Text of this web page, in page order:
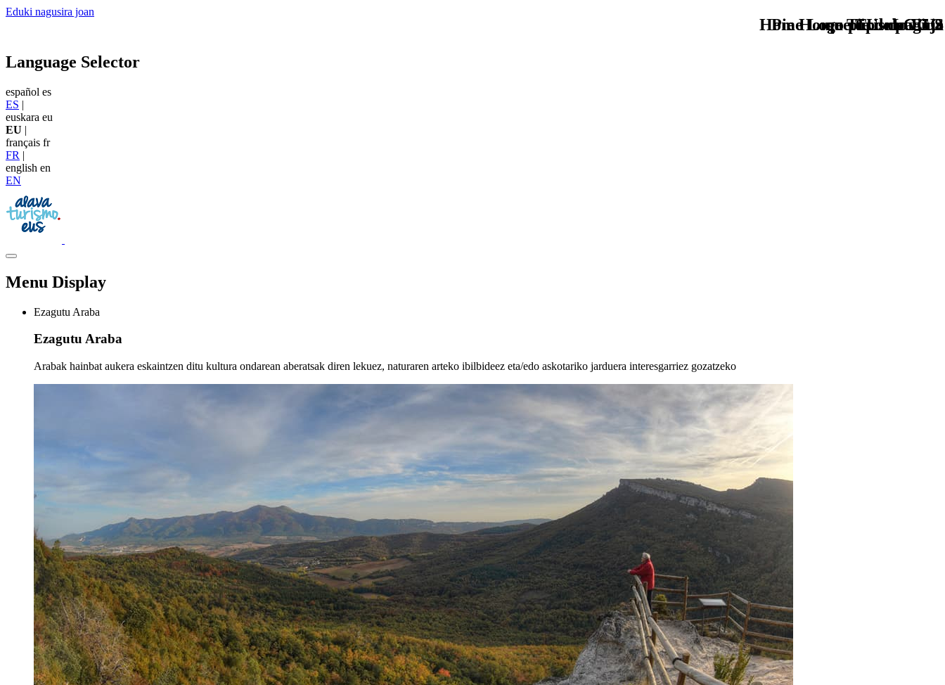
Eduki nagusira joan
TU - LOGO
Language Selector
español es
ES |
euskara eu
EU |
français fr
FR |
english en
EN
Menu Display
Ezagutu Araba
Ezagutu Araba
Arabak hainbat aukera eskaintzen ditu kultura ondarean aberatsak diren lekuez, naturaren arteko ibilbideez eta/edo askotariko jarduera interesgarriez gozatzeko
que tipo de viaje
Home Logo pie de página
Pie Home Turismo EUS